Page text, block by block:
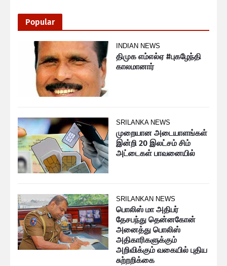
Popular
INDIAN NEWS
திமுக எம்எல்ஏ #புகழேந்தி
காலமானார்
SRILANKA NEWS
முறையான அடையாளங்கள்
இன்றி 20 இலட்சம் சிம்
அட்டைகள் பாவனையில்
SRILANKAN NEWS
பொலிஸ் மா அதிபர்
தேசபந்து தென்னகோன்
அனைத்து பொலிஸ்
அதிகாரிகளுக்கும்
அறிவிக்கும் வகையில் புதிய
சுற்றறிக்கை